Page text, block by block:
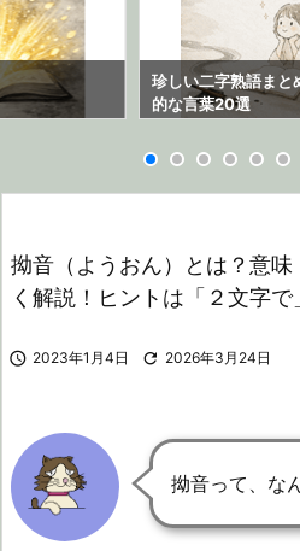
珍しい二字熟語まと
的な言葉20選
拗音（ようおん）とは？意
く解説！ヒントは「２文字で
 2023年1月4日  2026年3月24日
拗音って、な